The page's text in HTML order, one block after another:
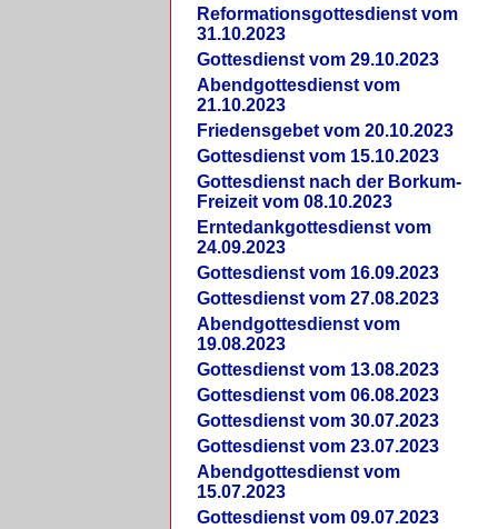
Reformationsgottesdienst vom
31.10.2023
Gottesdienst vom 29.10.2023
Abendgottesdienst vom
21.10.2023
Friedensgebet vom 20.10.2023
Gottesdienst vom 15.10.2023
Gottesdienst nach der Borkum-
Freizeit vom 08.10.2023
Erntedankgottesdienst vom
24.09.2023
Gottesdienst vom 16.09.2023
Gottesdienst vom 27.08.2023
Abendgottesdienst vom
19.08.2023
Gottesdienst vom 13.08.2023
Gottesdienst vom 06.08.2023
Gottesdienst vom 30.07.2023
Gottesdienst vom 23.07.2023
Abendgottesdienst vom
15.07.2023
Gottesdienst vom 09.07.2023